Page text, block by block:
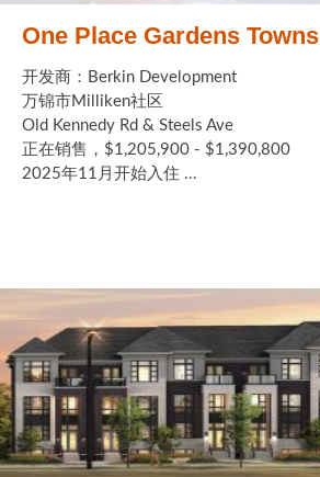
One Place Gardens Towns
开发商：Berkin Development
万锦市Milliken社区
Old Kennedy Rd & Steels Ave
正在销售，$1,205,900 - $1,390,800
2025年11月开始入住 ...